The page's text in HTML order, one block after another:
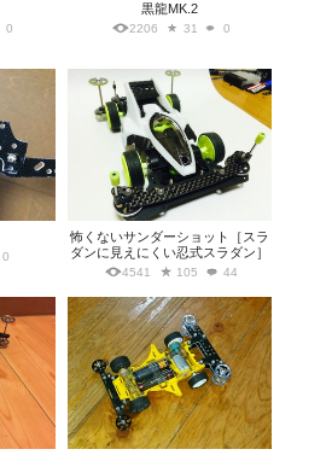
0
黒龍MK.2
2206 31 0
0
怖くないサンダーショット［スラ
ダンに見えにくい忍式スラダン］
4541 105 44